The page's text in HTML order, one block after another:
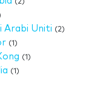
Arabi Uniti (2)
(1)
(1)
(1)